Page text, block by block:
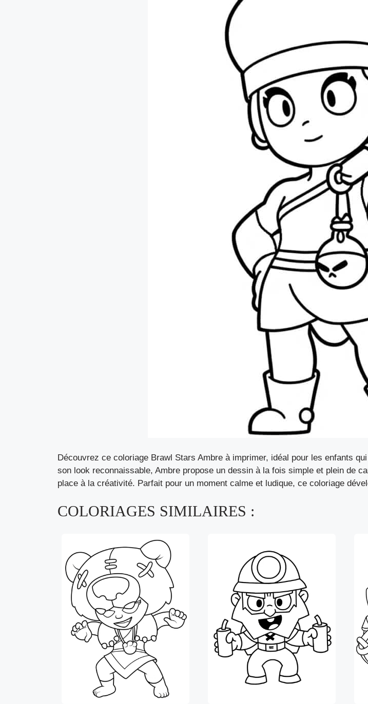
Découvrez ce coloriage Brawl Stars Ambre à imprimer, idéal pour les enfants
son look reconnaissable, Ambre propose un dessin à la fois simple et plein de
place à la créativité. Parfait pour un moment calme et ludique, ce coloriage
COLORIAGES SIMILAIRES :